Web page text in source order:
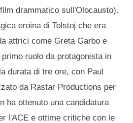
drammatico sull'Olocausto).
eroina di Tolstoj che era
attrici come Greta Garbo e
ruolo da protagonista in
durata di tre ore, con Paul
da Rastar Productions per
ha ottenuto una candidatura
l'ACE e ottime critiche con le